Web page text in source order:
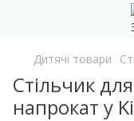
Дитячі товари
Стільчик
напрокат у